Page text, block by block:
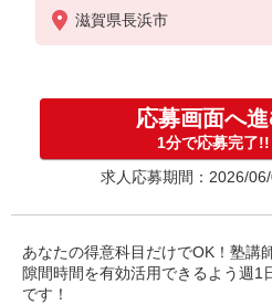
2名指導1コマ担当：2,180
込み)
※授業前後手当500円含む
※2コマ目〜：授業間手当99
※担当人数・コマ数により
初期・教室研修計6h:時給
☆6月・7月限定 友人紹介
1人紹介につき10,000円支
滋賀県長浜市
応募画面へ
1分で応募完了!!
求人応募期間：2026/
あなたの得意科目だけでOK！塾講
隙間時間を有効活用できるよう週1
です！